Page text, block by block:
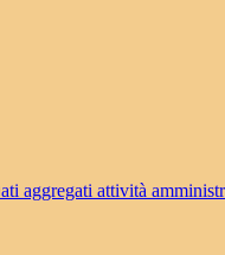
aggregati attività